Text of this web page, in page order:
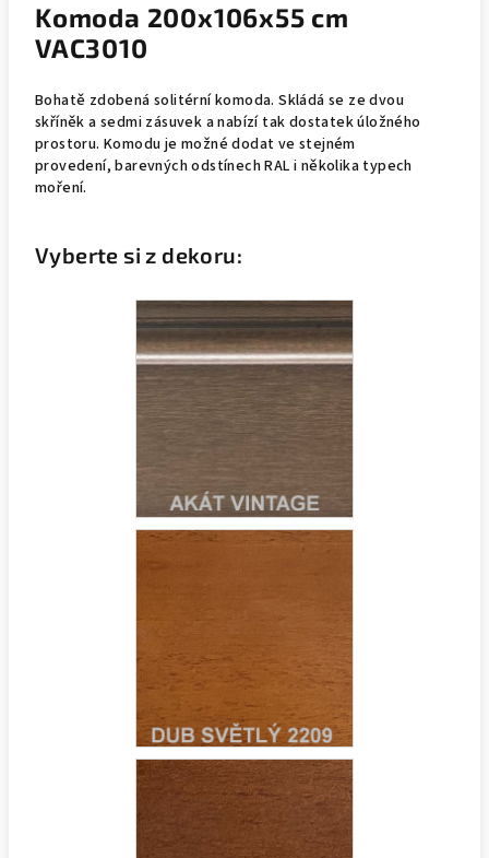
Komoda 200x106x55 cm
VAC3010
Bohatě zdobená solitérní komoda. Skládá se ze dvou
skříněk a sedmi zásuvek a nabízí tak dostatek úložného
prostoru. Komodu je možné dodat ve stejném
provedení, barevných odstínech RAL i několika typech
moření.
Vyberte si z dekoru: